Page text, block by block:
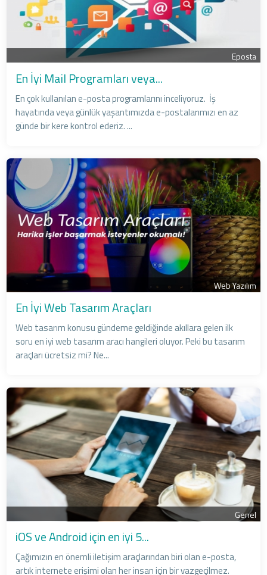
Eposta
En İyi Mail Programları veya...
En çok kullanılan e-posta programlarını inceliyoruz. İş
hayatında veya günlük yaşantımızda e-postalarımızı en az
günde bir kere kontrol ederiz. ...
Web Yazılım
En İyi Web Tasarım Araçları
Web tasarım konusu gündeme geldiğinde akıllara gelen ilk
soru en iyi web tasarım aracı hangileri oluyor. Peki bu tasarım
araçları ücretsiz mi? Ne...
Genel
iOS ve Android için en iyi 5...
Çağımızın en önemli iletişim araçlarından biri olan e-posta,
artık internete erişimi olan her insan için bir vazgeçilmez.